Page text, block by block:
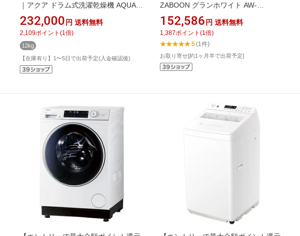
｜アクア ドラム式洗濯乾燥機 AQUA
ホワイト AQW-DXS12A-R(W) [洗濯
12.0kg /乾燥6.0kg /右開き /ヒートポン
プ乾燥]【無料延長保証】
232,000 円 送料無料
2,109ポイント (1 倍)
12kg
【在庫有り】1〜5日で出荷予定(入金確認後)
ZABOON グランホワイト AW-
10VP4(W) [洗濯10.0kg /乾燥5.0kg /上
開き /ヒーター乾燥(水冷・除湿タイ
プ)]
152,586 円 送料無料
1,387ポイント (1 倍)
5(1件)
お取り寄せ[約1ヶ月半で出荷予定]